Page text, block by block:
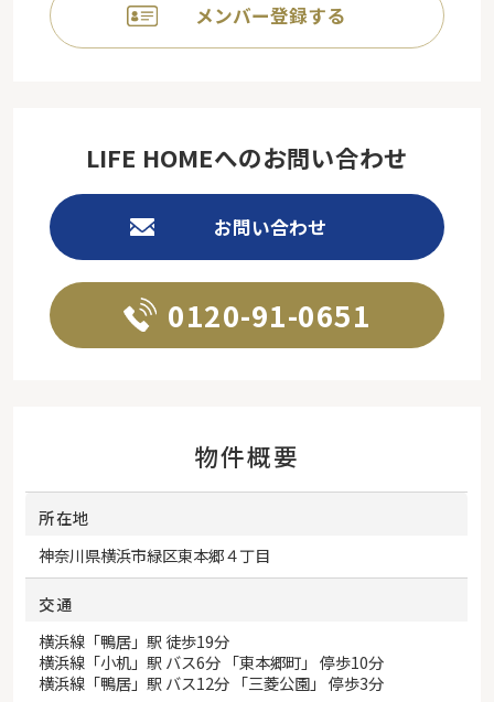
メンバー登録する
LIFE HOMEへのお問い合わせ
お問い合わせ
0120-91-0651
物件概要
所在地
神奈川県横浜市緑区東本郷４丁目
交通
横浜線 「鴨居」駅 徒歩19分
横浜線 「小机」駅 バス6分 「東本郷町」 停歩10分
横浜線 「鴨居」駅 バス12分 「三菱公園」 停歩3分